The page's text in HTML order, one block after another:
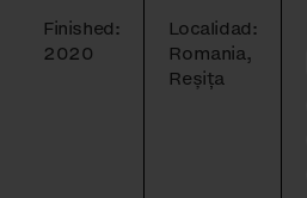
Finished:
2020
Localidad:
Romania,
Reșița